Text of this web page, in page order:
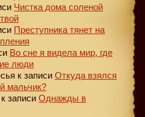
Чистка дома соленой
Преступника тянет на
Во сне я видела мир, где
люди
к записи Откуда взялся
мальчик?
к записи Однажды в